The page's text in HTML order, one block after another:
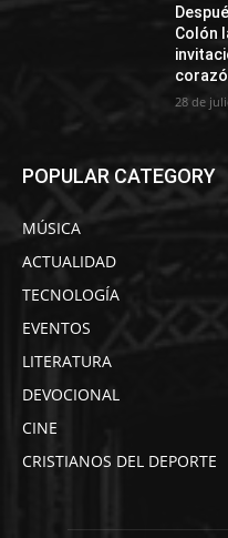
Colón
28 de
POPULAR CATEGORY
MÚSICA
ACTUALIDAD
TECNOLOGÍA
EVENTOS
LITERATURA
DEVOCIONAL
CINE
CRISTIANOS DEL DEPORTE